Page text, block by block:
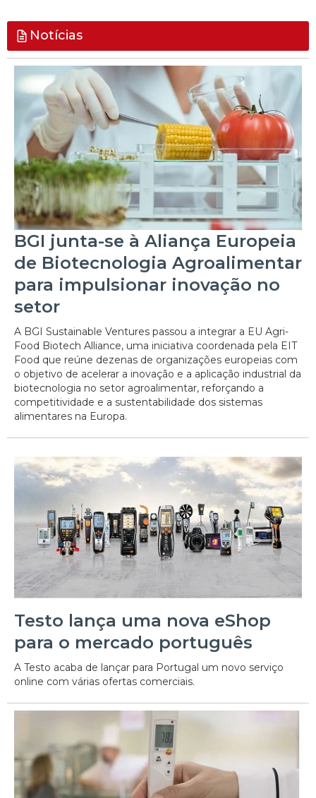
Notícias
BGI junta-se à Aliança Europeia
de Biotecnologia Agroalimentar
para impulsionar inovação no
setor
A BGI Sustainable Ventures passou a integrar a EU Agri-
Food Biotech Alliance, uma iniciativa coordenada pela EIT
Food que reúne dezenas de organizações europeias com
o objetivo de acelerar a inovação e a aplicação industrial da
biotecnologia no setor agroalimentar, reforçando a
competitividade e a sustentabilidade dos sistemas
alimentares na Europa.
Testo lança uma nova eShop
para o mercado português
A Testo acaba de lançar para Portugal um novo serviço
online com várias ofertas comerciais.